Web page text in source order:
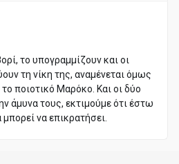
το υπογραμμίζουν και οι
τη νίκη της, αναμένεται όμως
ποιοτικό Μαρόκο. Και οι δύο
άμυνα τους, εκτιμούμε ότι έστω
να επικρατήσει.